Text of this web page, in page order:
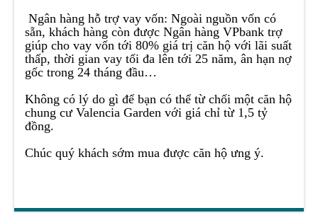
Ngân hàng hỗ trợ vay vốn: Ngoài nguồn vốn có
sẵn, khách hàng còn được Ngân hàng VPbank trợ
giúp cho vay vốn tới 80% giá trị căn hộ với lãi suất
thấp, thời gian vay tối đa lên tới 25 năm, ân hạn nợ
gốc trong 24 tháng đầu…
Không có lý do gì để bạn có thể từ chối một căn hộ
chung cư Valencia Garden với giá chỉ từ 1,5 tỷ
đồng.
Chúc quý khách sớm mua được căn hộ ưng ý.